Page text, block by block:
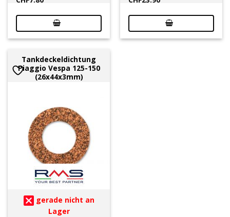
Tankdeckeldichtung
Piaggio Vespa 125-150
(26x44x3mm)
gerade nicht an
Lager